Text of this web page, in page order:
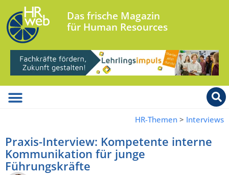
Das frische Magazin
für Human Resources
HR-Themen > Interviews
Praxis-Interview: Kompetente interne
Kommunikation für junge
Führungskräfte